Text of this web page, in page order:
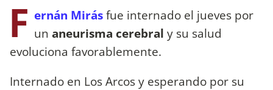
F ernán Mirásfue internado el jueves por
un aneurisma cerebral y su salud
evoluciona favorablemente.
Internado en Los Arcos y esperando por su